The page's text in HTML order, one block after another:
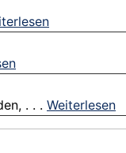
. . . Weiterlesen